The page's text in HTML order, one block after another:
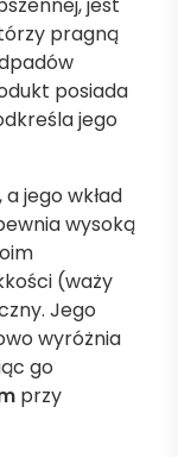
pragną
posiada
jego
jego wkład
wysoką
(waży
Jego
wyróżnia
go
przy